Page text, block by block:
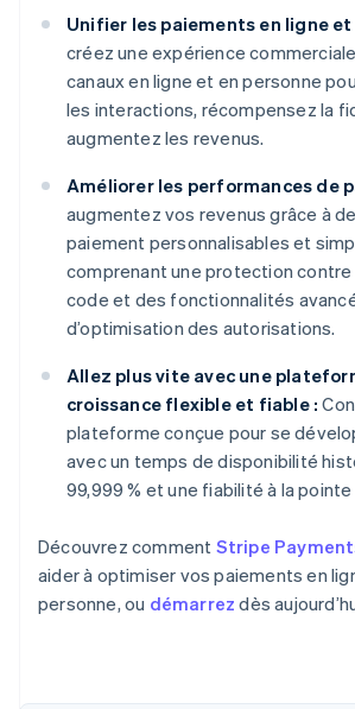
Unifier les paiements en ligne et
créez une expérience
canaux en ligne et en personne
les interactions, récompensez la
augmentez les revenus.
Améliorer les performances de
augmentez vos revenus grâce à
paiement personnalisables et
comprenant une protection contre
code et des fonctionnalités
d’optimisation des autorisations.
Allez plus vite avec une
croissance flexible et fiable :
plateforme conçue pour se
avec un temps de disponibilité
99,999 % et une fiabilité à la
Découvrez comment Stripe
aider à optimiser vos paiements en
personne, ou démarrez dès